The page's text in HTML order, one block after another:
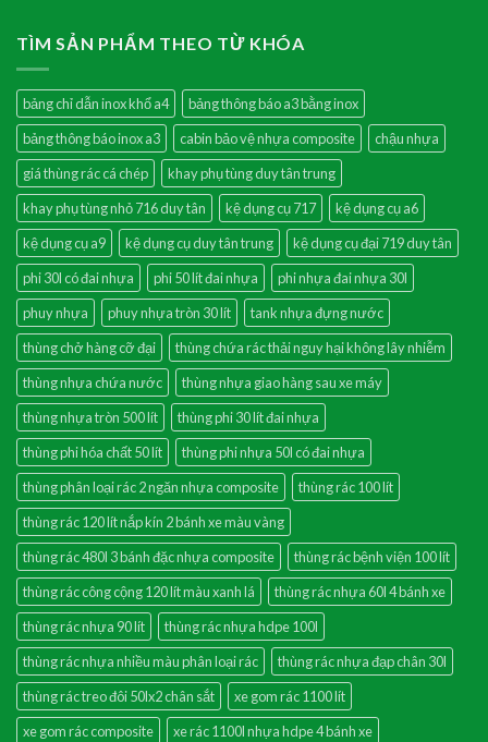
TÌM SẢN PHẨM THEO TỪ KHÓA
bảng chỉ dẫn inox khổ a4
bảng thông báo a3 bằng inox
bảng thông báo inox a3
cabin bảo vệ nhựa composite
chậu nhựa
giá thùng rác cá chép
khay phụ tùng duy tân trung
khay phụ tùng nhỏ 716 duy tân
kệ dụng cụ 717
kệ dụng cụ a6
kệ dụng cụ a9
kệ dụng cụ duy tân trung
kệ dụng cụ đại 719 duy tân
phi 30l có đai nhựa
phi 50 lít đai nhựa
phi nhựa đai nhựa 30l
phuy nhựa
phuy nhựa tròn 30 lít
tank nhựa đựng nước
thùng chở hàng cỡ đại
thùng chứa rác thải nguy hại không lây nhiễm
thùng nhựa chứa nước
thùng nhựa giao hàng sau xe máy
thùng nhựa tròn 500 lít
thùng phi 30 lít đai nhựa
thùng phi hóa chất 50 lít
thùng phi nhựa 50l có đai nhựa
thùng phân loại rác 2 ngăn nhựa composite
thùng rác 100 lít
thùng rác 120 lít nắp kín 2 bánh xe màu vàng
thùng rác 480l 3 bánh đặc nhựa composite
thùng rác bệnh viện 100 lít
thùng rác công cộng 120 lít màu xanh lá
thùng rác nhựa 60l 4 bánh xe
thùng rác nhựa 90 lít
thùng rác nhựa hdpe 100l
thùng rác nhựa nhiều màu phân loại rác
thùng rác nhựa đạp chân 30l
thùng rác treo đôi 50lx2 chân sắt
xe gom rác 1100 lít
xe gom rác composite
xe rác 1100l nhựa hdpe 4 bánh xe